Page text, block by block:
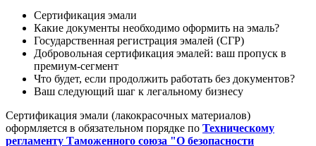
Сертификация эмали
Какие документы необходимо оформить на эмаль?
Государственная регистрация эмалей (СГР)
Добровольная сертификация эмалей: ваш пропуск в
премиум-сегмент
Что будет, если продолжить работать без документов?
Ваш следующий шаг к легальному бизнесу
Сертификация эмали (лакокрасочных материалов)
оформляется в обязательном порядке по Техническому
регламенту Таможенного союза "О безопасности